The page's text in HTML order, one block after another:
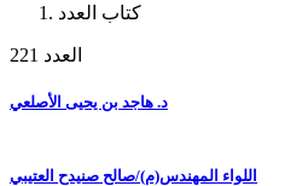
كتاب العدد
العدد 221
د. هاجد بن يحيى الأصلعي
اللواء المهندس(م)/صالح صنيدح العتيبي